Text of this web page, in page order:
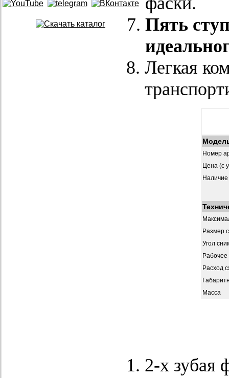
Пять
Легкая
Номер
Цена (с
Наличие
Размер
Угол
Расход
Масса
2-х зубая